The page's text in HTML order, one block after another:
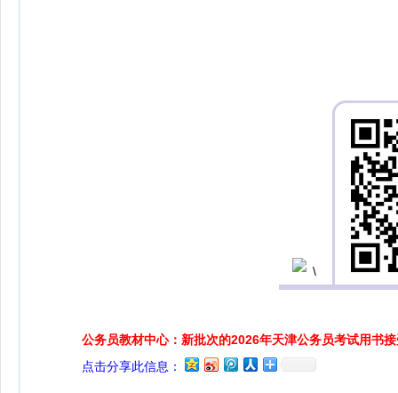
公务员教材中心：新批次的2026年天津公务员考试用书
点击分享此信息：